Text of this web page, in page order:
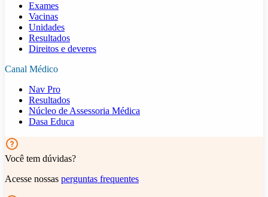
Exames
Vacinas
Unidades
Resultados
Direitos e deveres
Canal Médico
Nav Pro
Resultados
Núcleo de Assessoria Médica
Dasa Educa
Você tem dúvidas?
Acesse nossas perguntas frequentes